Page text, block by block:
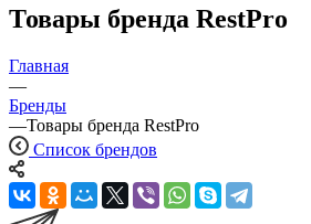
Товары бренда RestPro
Главная
—
Бренды
—Товары бренда RestPro
Список брендов